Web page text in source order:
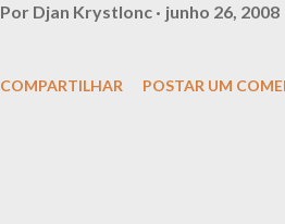
Por Djan Krystlonc junho 26, 2008
COMPARTILHAR POSTAR UM